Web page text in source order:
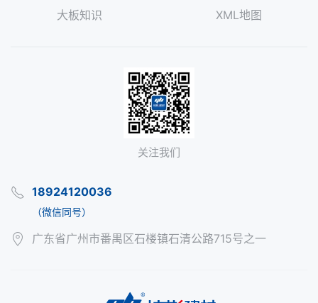
大板知识
XML地图
关注我们
18924120036
（微信同号）
广东省广州市番禺区石楼镇石清公路715号之一